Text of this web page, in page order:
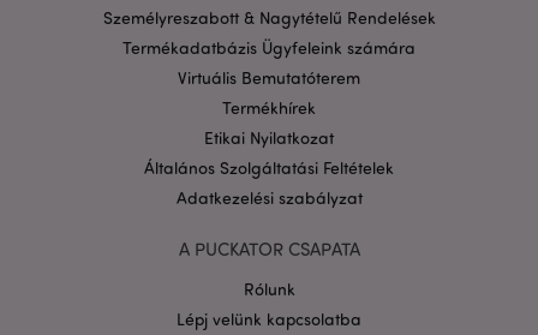
Személyreszabott & Nagytételű Rendelések
Termékadatbázis Ügyfeleink számára
Virtuális Bemutatóterem
Termékhírek
Etikai Nyilatkozat
Általános Szolgáltatási Feltételek
Adatkezelési szabályzat
A PUCKATOR CSAPATA
Rólunk
Lépj velünk kapcsolatba